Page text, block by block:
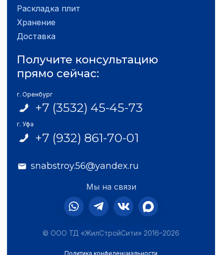
Раскладка плит
Хранение
Доставка
Получите консультацию
прямо сейчас:
г. Оренбург
+7 (3532) 45-45-73
г. Уфа
+7 (932) 861-70-01
snabstroy.56@yandex.ru
Мы на связи
© ООО ТД «ЖилСтройСити» 2016–2026
Политика конфиденциальности